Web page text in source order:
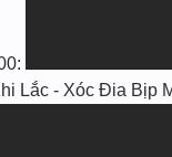
Lắc - Xóc Đia Bịp